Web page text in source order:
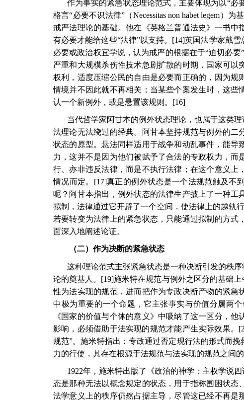
作为事实的紧急状态理论范式，主要体现为以“必
格言“必要不识法律”（Necessitas non habet legem）为
戒严法理论的基础。他在《英格兰普通法史》一书中
有必要才能给这些“法律”以支持。 [14]英国法学家戴雪
必要或政治权宜学说，认为戒严的根据在于“迫切必要”
严重和大规模杀伤性技术急剧扩散的时期，国家可
权利，适度压缩公民的自由是必要而正确的，因为
情境并不因此就不再相关；当某些个案发生时，这
认一个新例外，或是悬置该规则。 [16]
当代哲学家阿甘本的例外状态理论，也属于这类理
法理论无法绕过的经典。阿甘本坚持规范与例外的
状态的原型。悬法同样适用于战争和动乱事件，能
力，这并不是因为他们被赋予了合法的专政权力，
行、亦非违反法律，而是不执行法律；在这个意义
情况而定。 [17]真正的例外状态是一个法规范触及不
呢？阿甘本指出，例外状态的法律生产披上了一种
拟制，法律通过它开辟了一个空间，使法律上的越轨
若要转变为法律上的紧急状态，只能通过拟制的方
面深入地阐述论证。
（二）作为决断的紧急状态
这种理论范式主张紧急状态是一种决断引发的秩
论的奠基人。 [19]施米特在规范与例外之区分的基础
性为法实现的规范，进而把作为专政决断产物的紧
中极为重要的一个命题，它主张事实与价值分属两个
《国家的价值与个体的意义》中吸纳了这一区分，
影响，必须借助于法实现的规范才能产生实际效果。
规范”。施米特指出：专政通过否定现行法的形式而
力的行使，其存在根源于法规范与法实现的规范之间的
1922年，施米特出版了《政治的神学：主权学说
态是那种无法以概念规定的状态，用于指称围困状态
法学意义上的秩序仍然占据主导，尽管这已经不再